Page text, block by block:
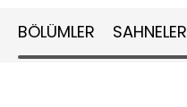
BÖLÜMLER SAHNELER